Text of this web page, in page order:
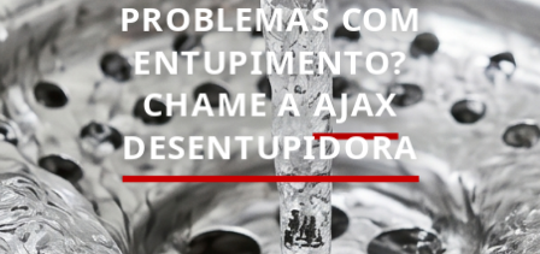
PROBLEMAS COM
ENTUPIMENTO?
CHAME AAJAX
DESENTUPIDORA